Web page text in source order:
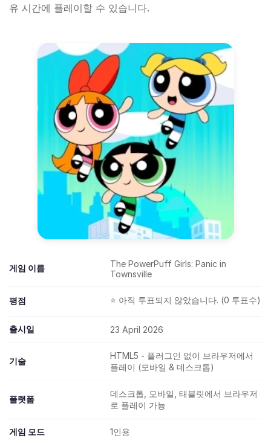
유 시간에 플레이할 수 있습니다.
게임 이름
The PowerPuff Girls: Panic in
Townsville
평점 ⭐ 아직 투표되지 않았습니다. (0 투표수)
출시일 23 April 2026
기술
HTML5 - 플러그인 없이 브라우저에서
플레이 (모바일 & 데스크톱)
플랫폼
데스크톱, 모바일, 태블릿에서 브라우저
로 플레이 가능
게임 모드 1인용